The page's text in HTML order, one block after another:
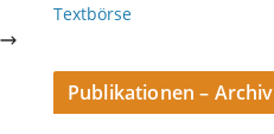
Textbörse
Publikationen – Archiv